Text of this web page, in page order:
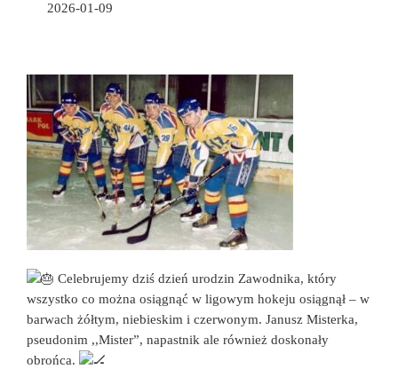
2026-01-09
Celebrujemy dziś dzień urodzin Zawodnika, który
wszystko co można osiągnąć w ligowym hokeju osiągnął – w
barwach żółtym, niebieskim i czerwonym. Janusz Misterka,
pseudonim ,,Mister”, napastnik ale również doskonały
obrońca.